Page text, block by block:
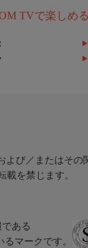
TVで楽しめ
び／またはそ
を禁じます。
ある
マークです。